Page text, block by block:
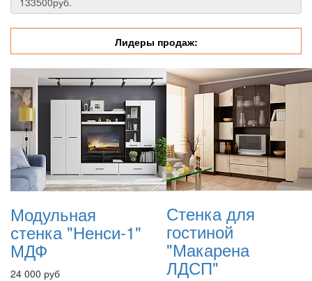
Лидеры продаж:
Модульная
стенка "Ненси-1"
МДФ
24 000 руб
Стенка для
гостиной
"Макарена
ЛДСП"